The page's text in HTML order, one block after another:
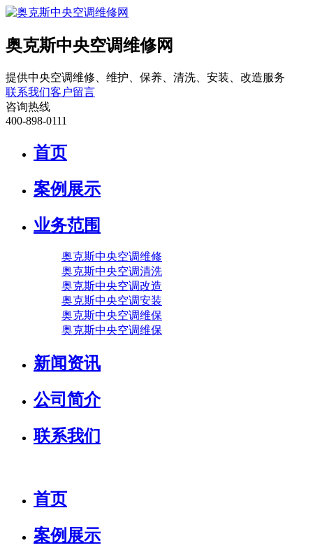
奥克斯中央空调维修网
提供中央空调维修、维护、保养、清洗、安装、改造服务
联系我们客户留言
咨询热线
400-898-0111
首页
案例展示
业务范围
奥克斯中央空调维修
奥克斯中央空调清洗
奥克斯中央空调改造
奥克斯中央空调安装
奥克斯中央空调维保
奥克斯中央空调维保
新闻资讯
公司简介
联系我们
首页
案例展示